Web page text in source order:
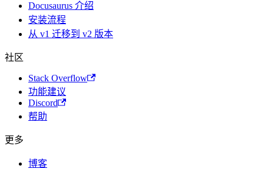
Docusaurus 介绍
安装流程
从 v1 迁移到 v2 版本
社区
Stack Overflow
功能建议
Discord
帮助
更多
博客